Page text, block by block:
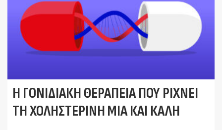
Η ΓΟΝΙΔΙΑΚΉ ΘΕΡΑΠΕΊΑ ΠΟΥ ΡΊΧΝΕΙ
ΤΗ ΧΟΛΗΣΤΕΡΊΝΗ ΜΙΑ ΚΑΙ ΚΑΛΉ